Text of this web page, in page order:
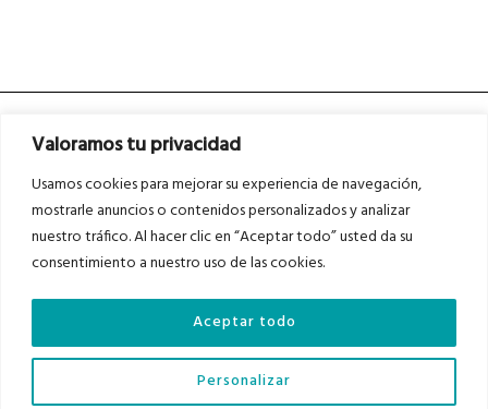
Valoramos tu privacidad
Usamos cookies para mejorar su experiencia de navegación,
mostrarle anuncios o contenidos personalizados y analizar
nuestro tráfico. Al hacer clic en “Aceptar todo” usted da su
consentimiento a nuestro uso de las cookies.
Personalizar
Aceptar todo
Asociados a
Auditados por